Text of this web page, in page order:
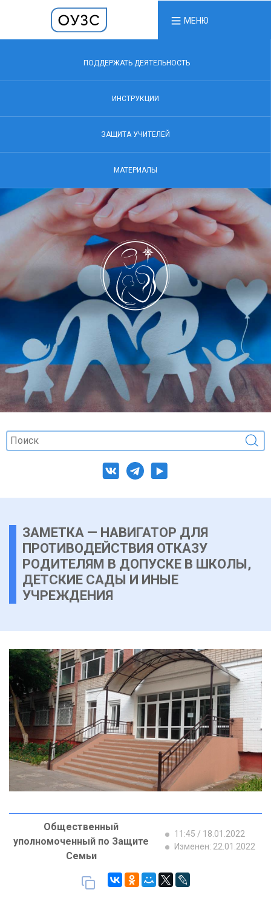
МЕНЮ
ПОДДЕРЖАТЬ ДЕЯТЕЛЬНОСТЬ
ИНСТРУКЦИИ
ЗАЩИТА УЧИТЕЛЕЙ
МАТЕРИАЛЫ
ЗАМЕТКА — НАВИГАТОР ДЛЯ
ПРОТИВОДЕЙСТВИЯ ОТКАЗУ
РОДИТЕЛЯМ В ДОПУСКЕ В ШКОЛЫ,
ДЕТСКИЕ САДЫ И ИНЫЕ
УЧРЕЖДЕНИЯ
Общественный
уполномоченный по Защите
Семьи
11:45 / 18.01.2022
Изменен: 22.01.2022